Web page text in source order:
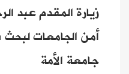
زيارة المقدم عبد
أمن الجامعات
جامعة الأمة